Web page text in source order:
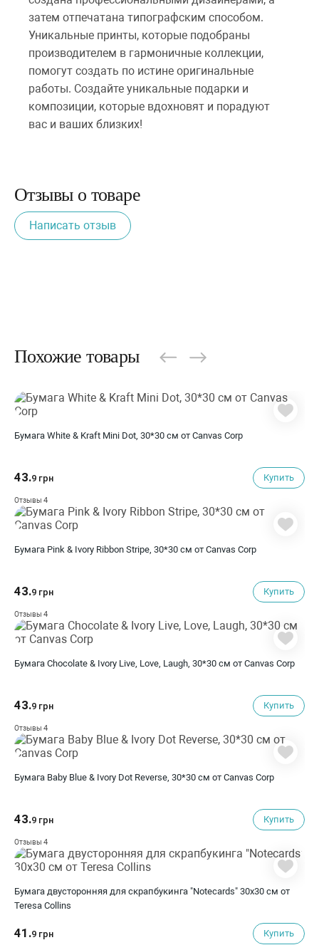
затем отпечатана типографским способом.
Уникальные принты, которые подобраны
производителем в гармоничные коллекции,
помогут создать по истине оригинальные
работы. Создайте уникальные подарки и
композиции, которые вдохновят и порадуют
вас и ваших близких!
Отзывы о товаре
Написать отзыв
Похожие товары
Бумага White & Kraft Mini Dot, 30*30 см от Canvas Corp
43.9 грн Купить
Отзывы 4
Бумага Pink & Ivory Ribbon Stripe, 30*30 см от Canvas Corp
43.9 грн Купить
Отзывы 4
Бумага Chocolate & Ivory Live, Love, Laugh, 30*30 см от Canvas Corp
43.9 грн Купить
Отзывы 4
Бумага Baby Blue & Ivory Dot Reverse, 30*30 см от Canvas Corp
43.9 грн Купить
Отзывы 4
Бумага двусторонняя для скрапбукинга "Notecards" 30х30 см от
Teresa Collins
41.9 грн Купить